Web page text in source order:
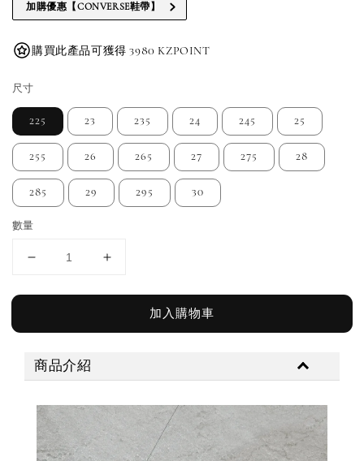
加購優惠【CONVERSE鞋帶】
購買此產品可獲得 3980 KZPOINT
尺寸
225 23 235 24 245 25
255 26 265 27 275 28
285 29 295 30
數量
加入購物車
商品介紹